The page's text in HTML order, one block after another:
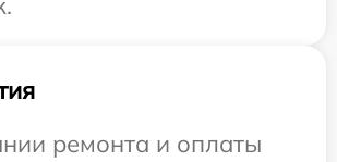
ремонта и оплаты